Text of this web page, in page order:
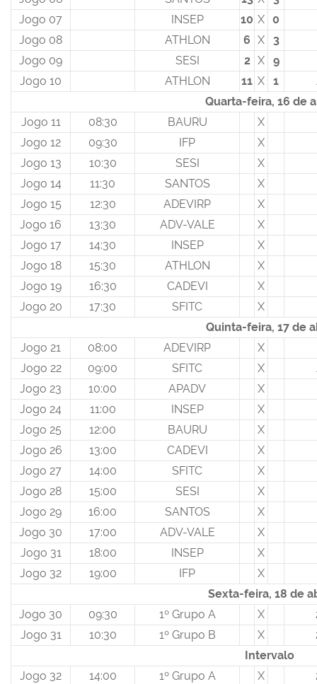
Jogo 07
INSEP 10 X 0
Jogo 08
ATHLON 6 X
3
Jogo 09
SESI 2 X
9
Jogo 10
ATHLON 11 X 1
Quarta-feira, 16 de
Jogo 11
08:30 BAURU
X
Jogo 12
09:30 IFP
X
Jogo 13
10:30 SESI
X
Jogo 14
11:30 SANTOS
X
Jogo 15
12:30 ADEVIRP
X
Jogo 16
13:30 ADV-VALE
X
Jogo 17
14:30 INSEP
X
Jogo 18
15:30 ATHLON
X
Jogo 19
16:30 CADEVI
X
Jogo 20
17:30 SFITC
X
Quinta-feira, 17 de
Jogo 21
08:00 ADEVIRP
X
Jogo 22
09:00 SFITC X
Jogo 23
10:00 APADV
X
Jogo 24
11:00 INSEP
X
Jogo 25
12:00 BAURU
X
Jogo 26
13:00 CADEVI
X
Jogo 27
14:00 SFITC
X
Jogo 28
15:00 SESI
X
Jogo 29
16:00 SANTOS
X
Jogo 30
17:00 ADV-VALE
X
Jogo 31
18:00 INSEP
X
Jogo 32
19:00 IFP
X
Sexta-feira, 18 de
Jogo 30
09:30 1º Grupo A X
Jogo 31
10:30 1º Grupo B X
Intervalo
Jogo 32
14:00 1º Grupo A X